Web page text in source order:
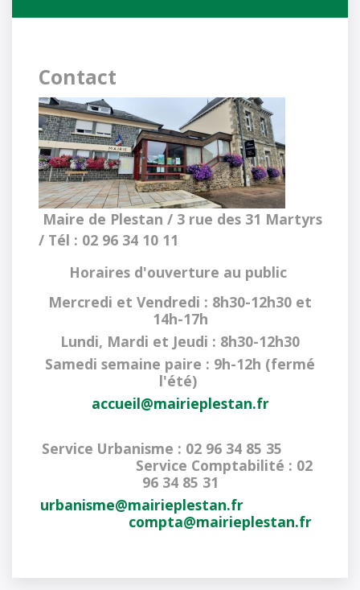
Contact
Maire de Plestan / 3 rue des 31 Martyrs
/ Tél : 02 96 34 10 11
Horaires d'ouverture au public
Mercredi et Vendredi : 8h30-12h30 et
14h-17h
Lundi, Mardi et Jeudi : 8h30-12h30
Samedi semaine paire : 9h-12h (fermé
l'été)
accueil@mairieplestan.fr
Service Urbanisme : 02 96 34 85 35
Service Comptabilité : 02
96 34 85 31
urbanisme@mairieplestan.fr
compta@mairieplestan.fr